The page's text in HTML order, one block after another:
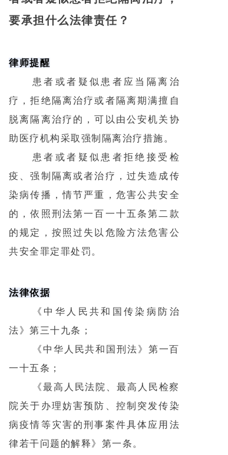
要承担什么法律责任？
律师提醒
患者或者疑似患者应当隔离治
疗，拒绝隔离治疗或者隔离期满擅自
脱离隔离治疗的，可以由公安机关协
助医疗机构采取强制隔离治疗措施。
患者或者疑似患者拒绝接受检
疫、强制隔离或者治疗，过失造成传
染病传播，情节严重，危害公共安全
的，依照刑法第一百一十五条第二款
的规定，按照过失以危险方法危害公
共安全罪定罪处罚。
法律依据
《中华人民共和国传染病防治
法》第三十九条；
《中华人民共和国刑法》第一百
一十五条；
《最高人民法院、最高人民检察
院关于办理妨害预防、控制突发传染
病疫情等灾害的刑事案件具体应用法
律若干问题的解释》第一条。